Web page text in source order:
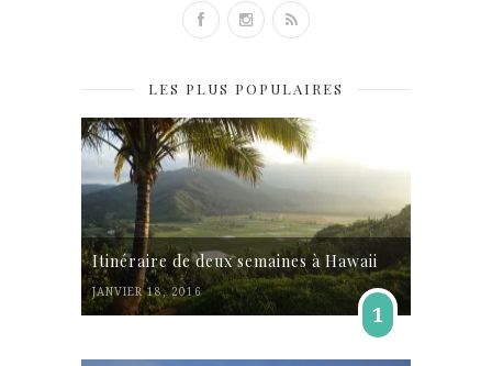
LES PLUS POPULAIRES
Itinéraire de deux semaines à Hawaii
JANVIER 18, 2016
1